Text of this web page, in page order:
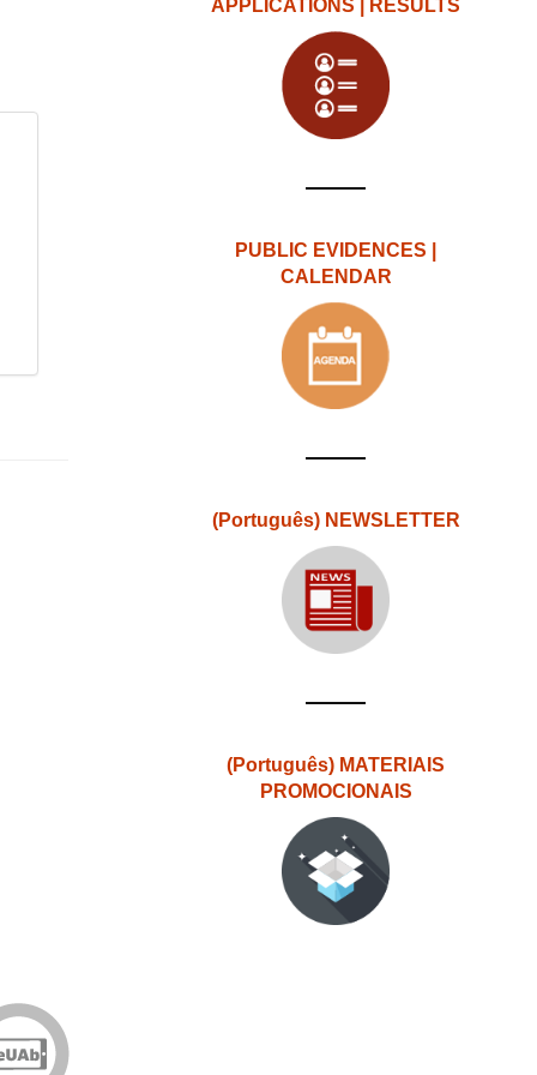
APPLICATIONS | RESULTS
PUBLIC EVIDENCES |
CALENDAR
(Português) NEWSLETTER
(Português) MATERIAIS
PROMOCIONAIS